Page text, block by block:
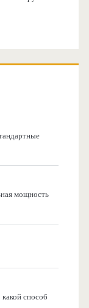
мощность
способ